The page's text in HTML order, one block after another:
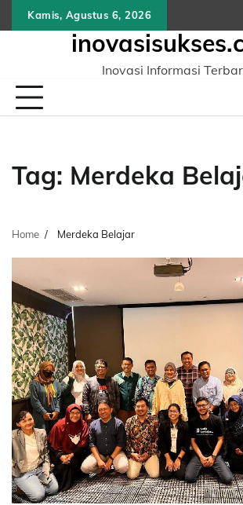
to
Kamis, Agustus 6, 2026
Inovasi Informasi
Tag: Merdeka
Home Merdeka Belajar